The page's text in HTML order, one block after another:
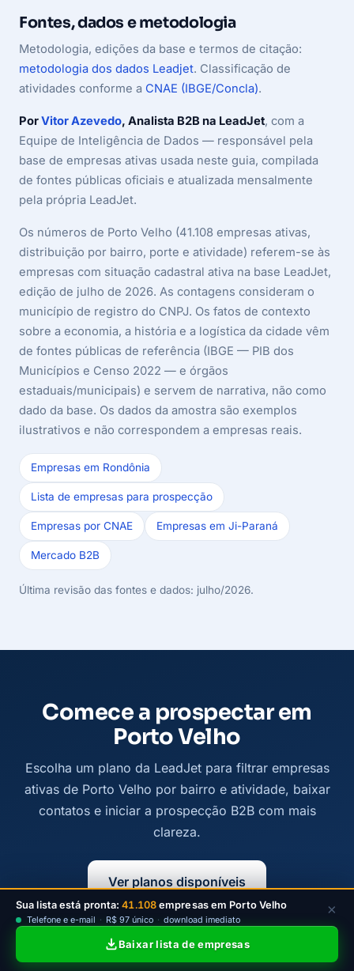
Fontes, dados e metodologia
Metodologia, edições da base e termos de citação:
metodologia dos dados Leadjet. Classificação de
atividades conforme a CNAE (IBGE/Concla).
PorVitor Azevedo, Analista B2B na LeadJet, com a
Equipe de Inteligência de Dados — responsável pela
base de empresas ativas usada neste guia, compilada
de fontes públicas oficiais e atualizada mensalmente
pela própria LeadJet.
Os números de Porto Velho (41.108 empresas ativas,
distribuição por bairro, porte e atividade) referem-se às
empresas com situação cadastral ativa na base LeadJet,
edição de julho de 2026. As contagens consideram o
município de registro do CNPJ. Os fatos de contexto
sobre a economia, a história e a logística da cidade vêm
de fontes públicas de referência (IBGE — PIB dos
Municípios e Censo 2022 — e órgãos
estaduais/municipais) e servem de narrativa, não como
dado da base. Os dados da amostra são exemplos
ilustrativos e não correspondem a empresas reais.
Empresas em Rondônia
Lista de empresas para prospecção
Empresas por CNAE Empresas em Ji-Paraná
Mercado B2B
Última revisão das fontes e dados: julho/2026.
Comece a prospectar em
Porto Velho
Escolha um plano da LeadJet para filtrar empresas
ativas de Porto Velho por bairro e atividade, baixar
contatos e iniciar a prospecção B2B com mais
clareza.
Ver planos disponíveis
Sua lista está pronta:41.108empresas em Porto Velho
Telefone e e-mail · R$ 97 único · download imediato
Baixar lista de empresas
×